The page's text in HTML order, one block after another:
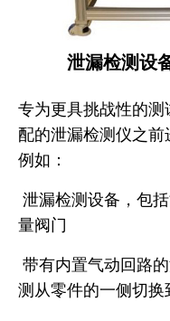
泄漏检测设
专为更具挑战性的
配的泄漏检测仪之前
例如：
泄漏检测设备，包
量阀门
带有内置气动回路
测从零件的一侧切换